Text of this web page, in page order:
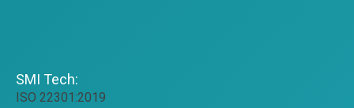
SMI Tech:
ISO 22301:2019